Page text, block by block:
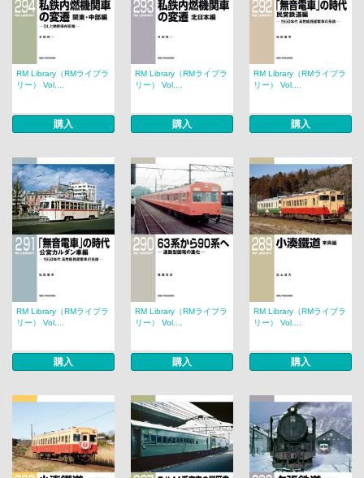
RM Library（RMライブラ
リー） Vol....
購入
RM Library（RMライブラ
リー） Vol....
購入
RM Library（RMライブラ
リー） Vol....
購入
RM Library（RMライブラ
リー） Vol....
購入
RM Library（RMライブラ
リー） Vol....
購入
RM Library（RMライブラ
リー） Vol....
購入